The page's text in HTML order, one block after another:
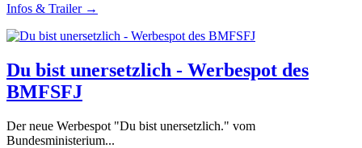
Infos & Trailer →
Du bist unersetzlich - Werbespot des
BMFSFJ
Der neue Werbespot "Du bist unersetzlich." vom
Bundesministerium...